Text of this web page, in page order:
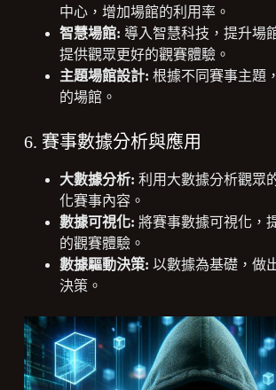
中心，增加場館的利用率。
智慧場館: 導入智慧科技，提升場
提供觀眾更好的觀賽體驗。
主題場館設計: 根據不同賽事主題
的場館。
6. 賽事數據分析與應用
大數據分析: 利用大數據分析觀眾
化賽事內容。
數據可視化: 將賽事數據可視化，
的觀賽體驗。
數據驅動決策: 以數據為基礎，做
決策。